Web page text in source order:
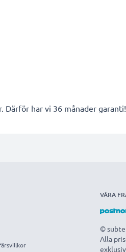
Därför har vi 36 månader garanti!
VÅRA
©
Alla